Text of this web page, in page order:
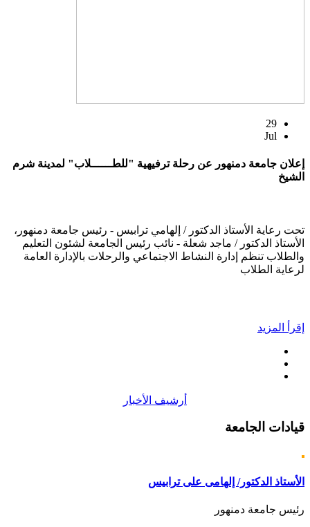
29
Jul
إعلان جامعة دمنهور عن رحلة ترفيهية "للطــــــلاب" لمدينة شرم
الشيخ
تحت رعاية الأستاذ الدكتور / إلهامي ترابيس - رئيس جامعة دمنهور،
الأستاذ الدكتور / ماجد شعلة - نائب رئيس الجامعة لشئون التعليم
والطلاب تنظم إدارة النشاط الاجتماعي والرحلات بالإدارة العامة
لرعاية الطلاب
إقرأ المزيد
أرشيف الأخبار
قيادات الجامعة
الأستاذ الدكتور/ إلهامى على ترابيس
رئيس جامعة دمنهور